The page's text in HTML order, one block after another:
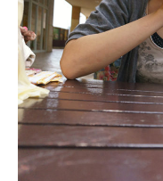
ままてぃ編集部